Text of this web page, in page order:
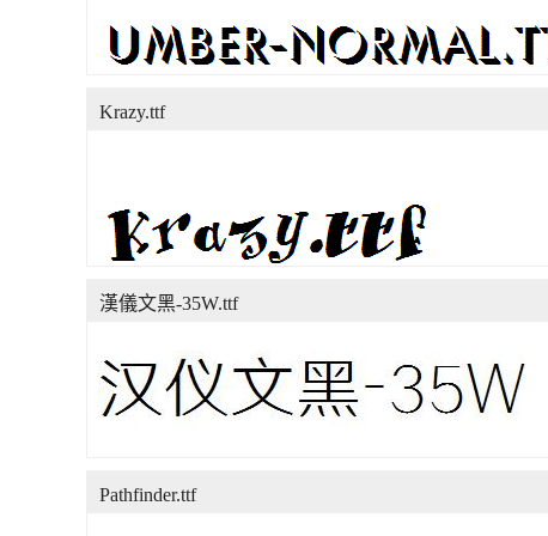
Krazy.ttf
漢儀文黑-35W.ttf
Pathfinder.ttf